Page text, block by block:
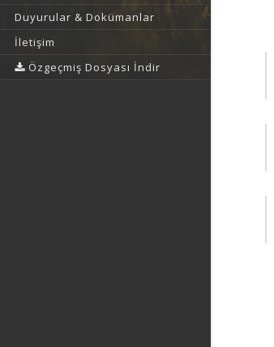
Duyurular & Dokümanlar
İletişim
Özgeçmiş Dosyası İndir